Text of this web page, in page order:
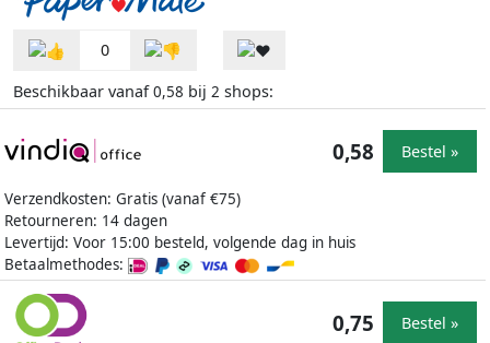
0
Beschikbaar vanaf0,58 bij 2 shops:
Verzendkosten: Gratis (vanaf €75)
Retourneren: 14 dagen
Levertijd: Voor 15:00 besteld, volgende dag in huis
Betaalmethodes:
0,58 Bestel »
0,75 Bestel »